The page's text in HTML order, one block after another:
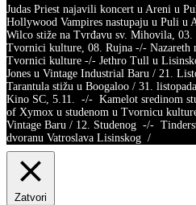
Judas Priest najavili koncert u Areni u
Hollywood Vampires nastupaju u Puli u
Wilco stiže na Tvrđavu sv. Mihovila,
Tvornici kulture, 08. Rujna -/- Nazareth
Tvornici kulture -/- Jethro Tull u
Jones u Vintage Industrial Baru / 21.
Tarantula stižu u Boogaloo / 31.
Kino SC, 5.11. -/- Kamelot sredinom
of Xymox u studenom u Tvornicu
Vintage Baru / 12. Studenog -/-
dvoranu Vatroslava Lisinskog /
Zatvori